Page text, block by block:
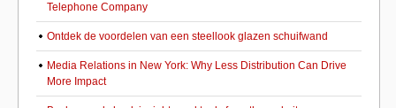
Telephone Company
Ontdek de voordelen van een steellook glazen schuifwand
Media Relations in New York: Why Less Distribution Can Drive
More Impact